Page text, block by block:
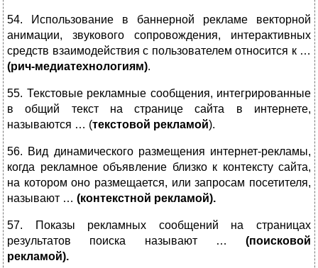
54. Использование в баннерной рекламе векторной
анимации, звукового сопровождения, интерактивных
средств взаимодействия с пользователем относится к …
(рич-медиатехнологиям).
55. Текстовые рекламные сообщения, интегрированные
в общий текст на странице сайта в интернете,
называются … (текстовой рекламой).
56. Вид динамического размещения интернет-рекламы,
когда рекламное объявление близко к контексту сайта,
на котором оно размещается, или запросам посетителя,
называют … (контекстной рекламой).
57. Показы рекламных сообщений на страницах
результатов поиска называют … (поисковой
рекламой).